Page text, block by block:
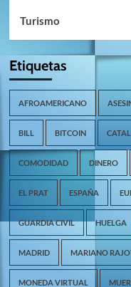
Turismo
Etiquetas
AFROAMERICANO
BILL BITCOIN
COMODIDAD DINERO
EL PRAT ESPAÑA
GUARDIA CIVIL HUELGA
MADRID MARIANO
MONEDA VIRTUAL